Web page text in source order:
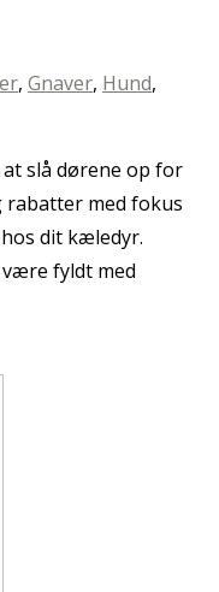
, Gnaver, Hund,
slå dørene op for
rabatter med fokus
dit kæledyr.
fyldt med